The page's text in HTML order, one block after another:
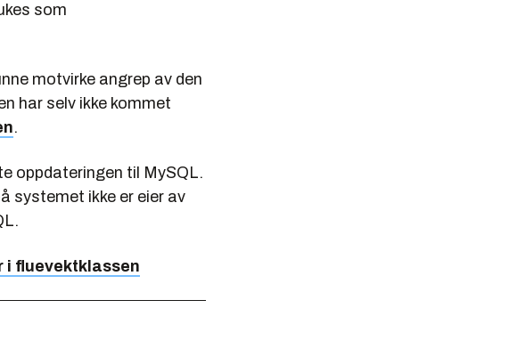
som
motvirke angrep av den
har selv ikke kommet
.
oppdateringen til MySQL.
systemet ikke er eier av
i fluevektklassen